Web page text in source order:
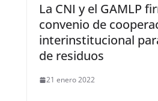
La CNI y el GAMLP
convenio de
interinstitucional
de residuos
21 enero 2022